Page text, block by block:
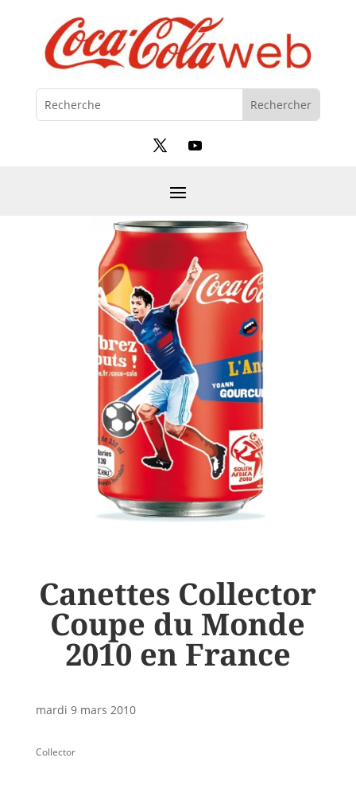
Canettes Collector
Coupe du Monde
2010 en France
mardi 9 mars 2010
Collector